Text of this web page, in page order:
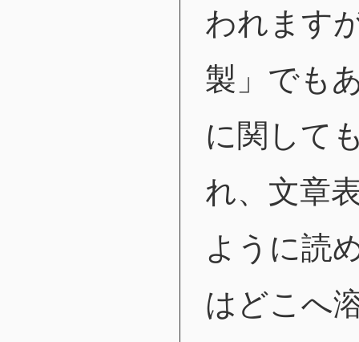
われます
製」でも
に関して
れ、文章
ように読
はどこへ